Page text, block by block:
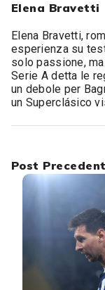
Elena Bravetti
Elena Bravetti,
esperienza su
solo passione,
Serie A detta le
un debole per
un Superclásico
Post